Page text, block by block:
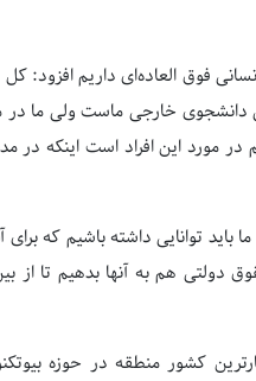
فوق العاده‌ای داریم افزود:
دانشجوی خارجی ماست ولی ما
در مورد این افراد است اینکه
توانایی داشته باشیم که برای
هم به آنها بدهیم تا از
کشور منطقه در حوزه